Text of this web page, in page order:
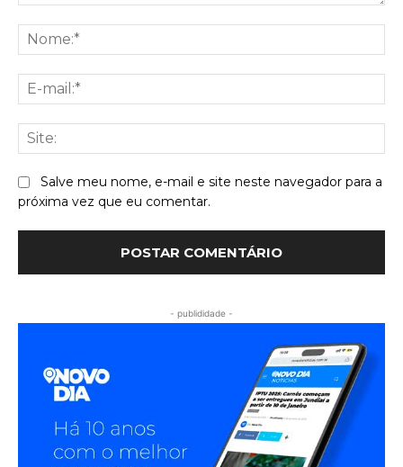
Salve meu nome, e-mail e site neste navegador para a
próxima vez que eu comentar.
- publididade -